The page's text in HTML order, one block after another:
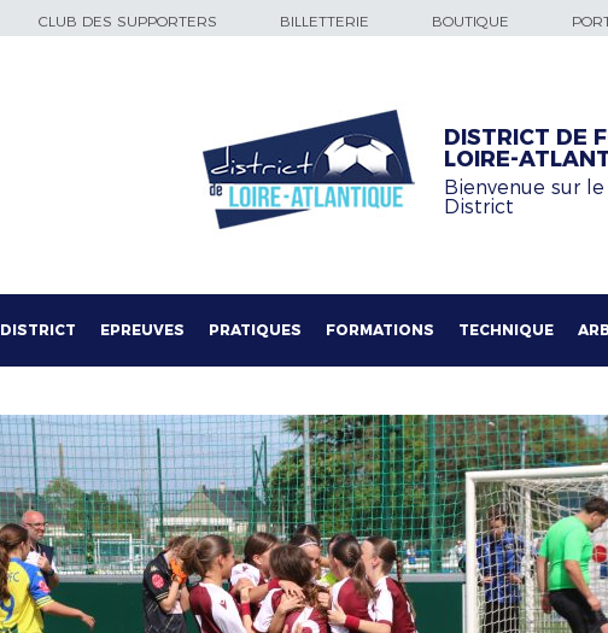
CLUB DES SUPPORTERS BILLETTERIE BOUTIQUE
DISTRICT DE
LOIRE-
Bienvenue sur
District
DISTRICT EPREUVES PRATIQUES FORMATIONS TECHNIQUE